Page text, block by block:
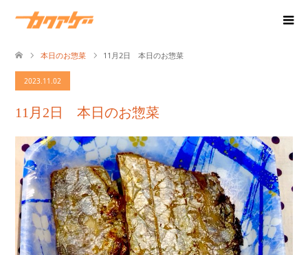
本日のお惣菜 11月2日 本日のお惣菜
2023.11.02
11月2日 本日のお惣菜